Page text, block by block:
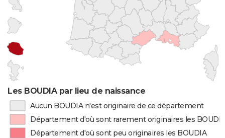
Les BOUDIA par lieu de naissance
Aucun BOUDIA n'est originaire de ce département
Département d'où sont rarement originaires les
Département d'où sont peu originaires les BOUDIA